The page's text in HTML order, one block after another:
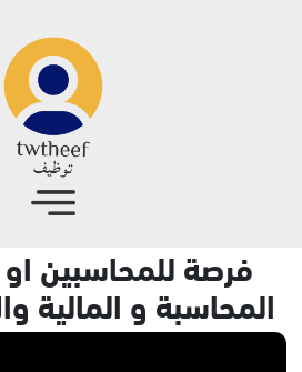
فرصة للمحاسبين
المحاسبة و المالية